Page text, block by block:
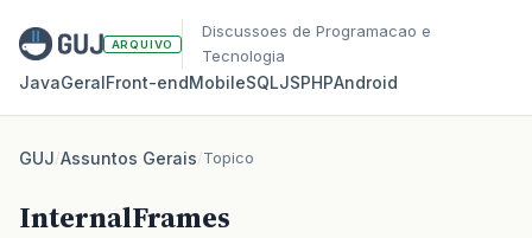
ARQUIVO
Discussoes de Programacao e
Tecnologia
JavaGeralFront‑endMobileSQLJSPHPAndroid
GUJ/Assuntos Gerais/Topico
InternalFrames